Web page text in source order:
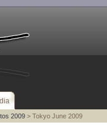
2009> Tokyo June 2009